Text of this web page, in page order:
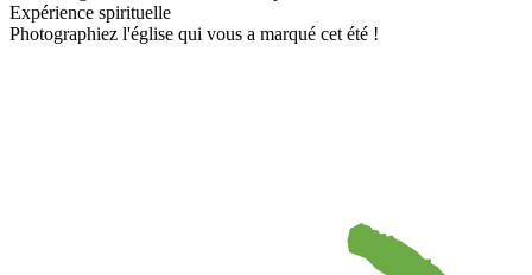
Expérience spirituelle
Photographiez l'église qui vous a marqué cet été !